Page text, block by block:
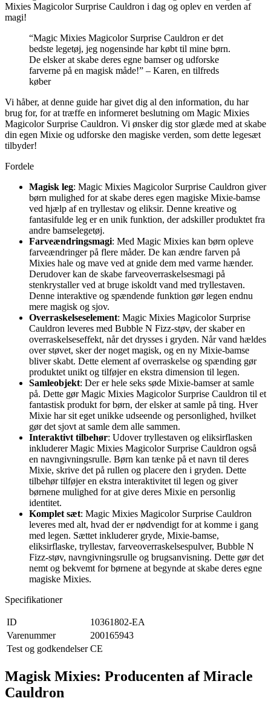
Mixies Magicolor Surprise Cauldron i dag og oplev en verden af
magi!
“Magic Mixies Magicolor Surprise Cauldron er det
bedste legetøj, jeg nogensinde har købt til mine børn.
De elsker at skabe deres egne bamser og udforske
farverne på en magisk måde!” – Karen, en tilfreds
køber
Vi håber, at denne guide har givet dig al den information, du har
brug for, for at træffe en informeret beslutning om Magic Mixies
Magicolor Surprise Cauldron. Vi ønsker dig stor glæde med at skabe
din egen Mixie og udforske den magiske verden, som dette legesæt
tilbyder!
Fordele
Magisk leg: Magic Mixies Magicolor Surprise Cauldron giver
børn mulighed for at skabe deres egen magiske Mixie-bamse
ved hjælp af en tryllestav og eliksir. Denne kreative og
fantasifulde leg er en unik funktion, der adskiller produktet fra
andre bamselegetøj.
Farveændringsmagi: Med Magic Mixies kan børn opleve
farveændringer på flere måder. De kan ændre farven på
Mixies hale og mave ved at gnide dem med varme hænder.
Derudover kan de skabe farveoverraskelsesmagi på
stenkrystaller ved at bruge iskoldt vand med tryllestaven.
Denne interaktive og spændende funktion gør legen endnu
mere magisk og sjov.
Overraskelseselement: Magic Mixies Magicolor Surprise
Cauldron leveres med Bubble N Fizz-støv, der skaber en
overraskelseseffekt, når det drysses i gryden. Når vand hældes
over støvet, sker der noget magisk, og en ny Mixie-bamse
bliver skabt. Dette element af overraskelse og spænding gør
produktet unikt og tilføjer en ekstra dimension til legen.
Samleobjekt: Der er hele seks søde Mixie-bamser at samle
på. Dette gør Magic Mixies Magicolor Surprise Cauldron til et
fantastisk produkt for børn, der elsker at samle på ting. Hver
Mixie har sit eget unikke udseende og personlighed, hvilket
gør det sjovt at samle dem alle sammen.
Interaktivt tilbehør: Udover tryllestaven og eliksirflasken
inkluderer Magic Mixies Magicolor Surprise Cauldron også
en navngivningsrulle. Børn kan tænke på et navn til deres
Mixie, skrive det på rullen og placere den i gryden. Dette
tilbehør tilføjer en ekstra interaktivitet til legen og giver
børnene mulighed for at give deres Mixie en personlig
identitet.
Komplet sæt: Magic Mixies Magicolor Surprise Cauldron
leveres med alt, hvad der er nødvendigt for at komme i gang
med legen. Sættet inkluderer gryde, Mixie-bamse,
eliksirflaske, tryllestav, farveoverraskelsespulver, Bubble N
Fizz-støv, navngivningsrulle og brugsanvisning. Dette gør det
nemt og bekvemt for børnene at begynde at skabe deres egne
magiske Mixies.
Specifikationer
ID
10361802-EA
Varenummer
200165943
Test og godkendelser CE
Magisk Mixies: Producenten af Miracle
Cauldron